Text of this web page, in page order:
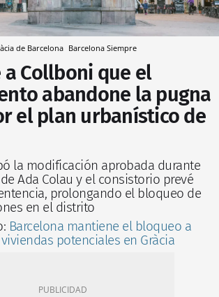
de Barcelona Barcelona Siempre
a Collboni que el
abandone la pugna
el plan urbanístico de
la modificación aprobada durante
Ada Colau y el consistorio prevé
prolongando el bloqueo de
en el distrito
Barcelona mantiene el bloqueo a
potenciales en Gràcia